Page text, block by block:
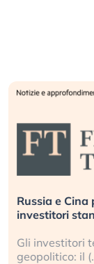
Russia e
investitori
Gli investitori
geopolitico: il